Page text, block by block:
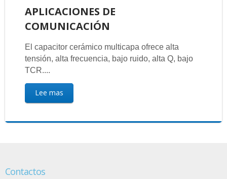
APLICACIONES DE
COMUNICACIÓN
El capacitor cerámico multicapa ofrece alta
tensión, alta frecuencia, bajo ruido, alta Q, bajo
TCR....
Lee mas
Contactos